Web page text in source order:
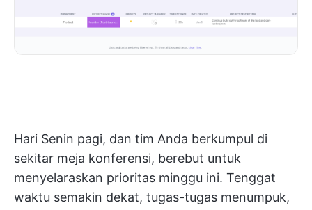
Hari Senin pagi, dan tim Anda berkumpul di
sekitar meja konferensi, berebut untuk
menyelaraskan prioritas minggu ini. Tenggat
waktu semakin dekat, tugas-tugas menumpuk,